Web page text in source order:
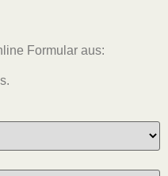
Formular aus: